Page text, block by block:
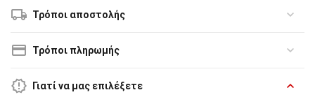
Τρόποι αποστολής
Τρόποι πληρωμής
Γιατί να μας επιλέξετε